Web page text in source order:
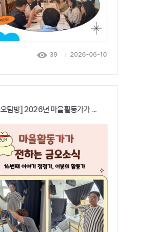
39 2026-06-10
탐방] 2026년 마을활동가가 ...